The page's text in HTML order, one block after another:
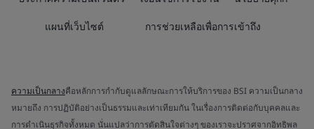
แผนที่เว็บไซต์ การช่วยเหลือเพื่อการเข้าถึง
ความเป็นกลางคือหลักการกำกับดูแลลักษณะการให้บริการของ BSI ความเป็นกลาง
หมายถึง การปฏิบัติอย่างเป็นธรรมและเท่าเทียมกัน ในเรื่องการติดต่อกับบุคคลและ
การดำเนินธุรกิจทั้งหมด นั่นแปลว่าการตัดสินใจต่างๆ ของเราจะปราศจากอิทธิพล